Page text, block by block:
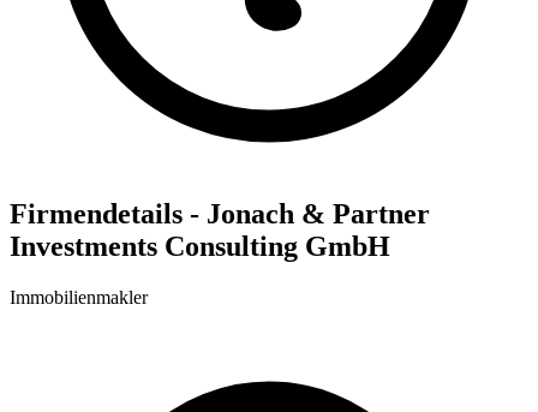
Firmendetails - Jonach & Partner
Investments Consulting GmbH
Immobilienmakler